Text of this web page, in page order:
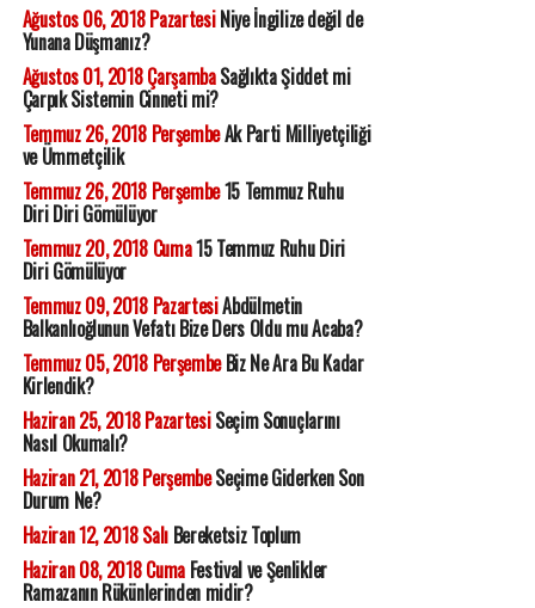
Ağustos 06, 2018 PazartesiNiye İngilize değil de
Yunana Düşmanız?
Ağustos 01, 2018 ÇarşambaSağlıkta Şiddet mi
Çarpık Sistemin Cinneti mi?
Temmuz 26, 2018 PerşembeAk Parti Milliyetçiliği
ve Ümmetçilik
Temmuz 26, 2018 Perşembe15 Temmuz Ruhu
Diri Diri Gömülüyor
Temmuz 20, 2018 Cuma15 Temmuz Ruhu Diri
Diri Gömülüyor
Temmuz 09, 2018 PazartesiAbdülmetin
Balkanlıoğlunun Vefatı Bize Ders Oldu mu Acaba?
Temmuz 05, 2018 PerşembeBiz Ne Ara Bu Kadar
Kirlendik?
Haziran 25, 2018 PazartesiSeçim Sonuçlarını
Nasıl Okumalı?
Haziran 21, 2018 PerşembeSeçime Giderken Son
Durum Ne?
Haziran 12, 2018 SalıBereketsiz Toplum
Haziran 08, 2018 CumaFestival ve Şenlikler
Ramazanın Rükünlerinden midir?